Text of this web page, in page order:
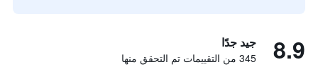
8.9 جيد جدًا
345 من التقييمات تم التحقق منها